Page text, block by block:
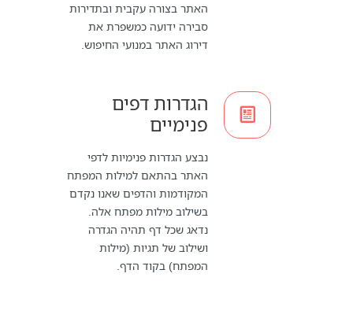
האתר בצורה עקבית ובתדירות
סבירה ידועה כמשפרת את
דירוג האתר במנועי החיפוש.
הגדרות דפים
פנימיים
נבצע הגדרות פנימיות לדפי
האתר בהתאם למילות המפתח
המקודמות והדפים שאנו נקדם
בשילוב מילות מפתח אלה.
נדאג שכל דף תהיה הגדרה
ושילוב של תגיות (מילות
המפתח) בקוד הדף.